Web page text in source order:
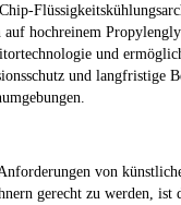
auf hochreinem
und
und langfristige
von
gerecht zu werden, ist